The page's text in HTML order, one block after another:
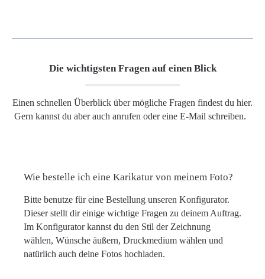
Die wichtigsten Fragen auf einen Blick
Einen schnellen Überblick über mögliche Fragen findest du hier.
Gern kannst du aber auch anrufen oder eine E-Mail schreiben.
Wie bestelle ich eine Karikatur von meinem Foto?
Bitte benutze für eine Bestellung unseren Konfigurator.
Dieser stellt dir einige wichtige Fragen zu deinem Auftrag.
Im Konfigurator kannst du den Stil der Zeichnung
wählen, Wünsche äußern, Druckmedium wählen und
natürlich auch deine Fotos hochladen.